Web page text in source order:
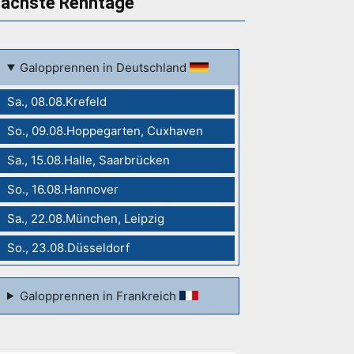
Galopprennen in Deutschland
Sa., 08.08.Krefeld
So., 09.08.Hoppegarten, Cuxhaven
Sa., 15.08.Halle, Saarbrücken
So., 16.08.Hannover
Sa., 22.08.München, Leipzig
So., 23.08.Düsseldorf
Galopprennen in Frankreich